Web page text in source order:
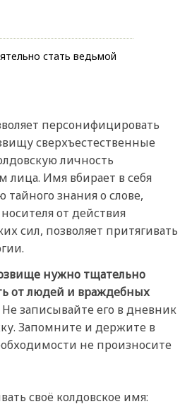
стать ведьмой
персонифицировать
сверхъестественные
личность
лица. Имя вбирает в себя
знания о слове,
от действия
сил, позволяет притягивать
нужно тщательно
от людей и враждебных
Не записывайте его в дневник
Запомните и держите в
не произносите
своё колдовское имя: